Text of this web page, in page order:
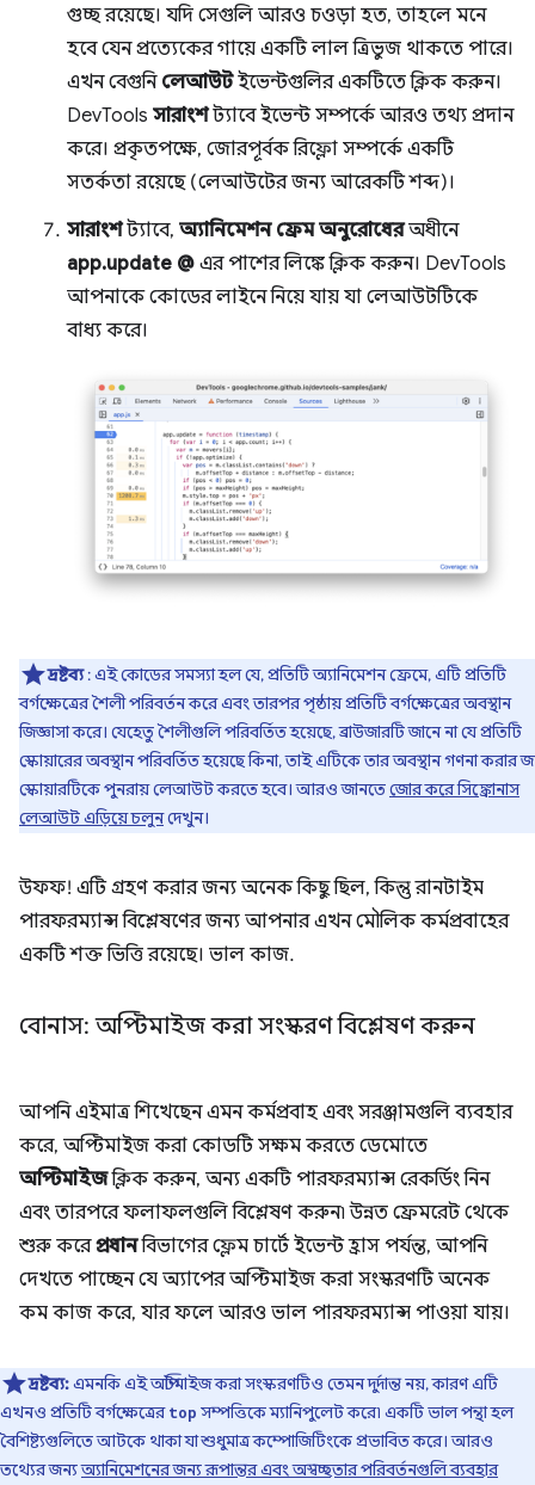
গুচ্ছ রয়েছে। যদি সেগুলি আরও চওড়া হত, তাহলে মনে
হবে যেন প্রত্যেকের গায়ে একটি লাল ত্রিভুজ থাকতে পারে।
এখন বেগুনি লেআউটইভেন্টগুলির একটিতে ক্লিক করুন।
DevTools সারাংশট্যাবে ইভেন্ট সম্পর্কে আরও তথ্য প্রদান
করে। প্রকৃতপক্ষে, জোরপূর্বক রিফ্লো সম্পর্কে একটি
সতর্কতা রয়েছে (লেআউটের জন্য আরেকটি শব্দ)।
সারাংশট্যাবে, অ্যানিমেশন ফ্রেম অনুরোধেরঅধীনে
app.update @ এর পাশের লিঙ্কে ক্লিক করুন। DevTools
আপনাকে কোডের লাইনে নিয়ে যায় যা লেআউটটিকে
বাধ্য করে।
দ্রষ্টব্য: এই কোডের সমস্যা হল যে, প্রতিটি অ্যানিমেশন ফ্রেমে, এটি প্রতিটি
বর্গক্ষেত্রের শৈলী পরিবর্তন করে এবং তারপর পৃষ্ঠায় প্রতিটি বর্গক্ষেত্রের অবস্থান
জিজ্ঞাসা করে। যেহেতু শৈলীগুলি পরিবর্তিত হয়েছে, ব্রাউজারটি জানে না যে প্রতিটি
স্কোয়ারের অবস্থান পরিবর্তিত হয়েছে কিনা, তাই এটিকে তার অবস্থান গণনা করার
স্কোয়ারটিকে পুনরায় লেআউট করতে হবে। আরও জানতেজোর করে সিঙ্ক্রোনাস
লেআউট এড়িয়ে চলুনদেখুন।
উফফ! এটি গ্রহণ করার জন্য অনেক কিছু ছিল, কিন্তু রানটাইম
পারফরম্যান্স বিশ্লেষণের জন্য আপনার এখন মৌলিক কর্মপ্রবাহের
একটি শক্ত ভিত্তি রয়েছে। ভাল কাজ.
বোনাস: অপ্টিমাইজ করা সংস্করণ বিশ্লেষণ করুন
আপনি এইমাত্র শিখেছেন এমন কর্মপ্রবাহ এবং সরঞ্জামগুলি ব্যবহার
করে, অপ্টিমাইজ করা কোডটি সক্ষম করতে ডেমোতে
অপ্টিমাইজক্লিক করুন, অন্য একটি পারফরম্যান্স রেকর্ডিং নিন
এবং তারপরে ফলাফলগুলি বিশ্লেষণ করুন৷ উন্নত ফ্রেমরেট থেকে
শুরু করেপ্রধানবিভাগের ফ্লেম চার্টে ইভেন্ট হ্রাস পর্যন্ত, আপনি
দেখতে পাচ্ছেন যে অ্যাপের অপ্টিমাইজ করা সংস্করণটি অনেক
কম কাজ করে, যার ফলে আরও ভাল পারফরম্যান্স পাওয়া যায়।
দ্রষ্টব্য:এমনকি এই অপ্টিমাইজ করা সংস্করণটিও তেমন দুর্দান্ত নয়, কারণ এটি
এখনও প্রতিটি বর্গক্ষেত্রেরtop সম্পত্তিকে ম্যানিপুলেট করে৷ একটি ভাল পন্থা হল
বৈশিষ্ট্যগুলিতে আটকে থাকা যা শুধুমাত্র কম্পোজিটিংকে প্রভাবিত করে। আরও
তথ্যের জন্যঅ্যানিমেশনের জন্য রূপান্তর এবং অস্বচ্ছতার পরিবর্তনগুলি ব্যবহার